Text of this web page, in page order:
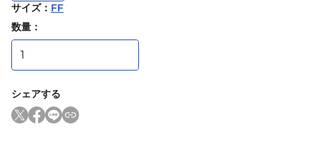
サイズ： FF
数量：
シェアする